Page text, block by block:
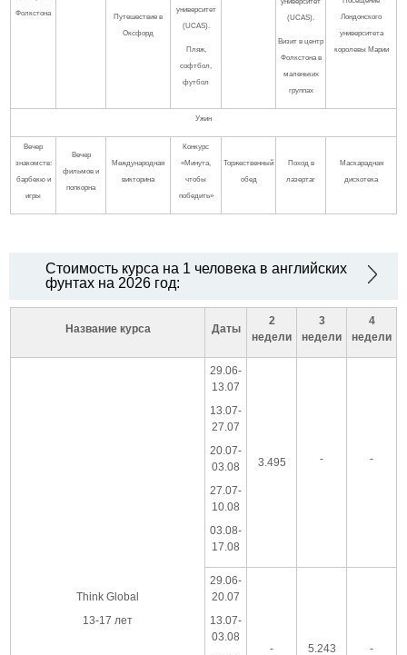
Фолкстона
Путешествие в
Оксфорд
университет
(UCAS).
Пляж,
софтбол,
футбол
(UCAS).
Визит в центр
Фолкстона в
маленьких
группах
Лондонского
университета
королевы Марии
Ужин
Вечер
знакомств:
барбекю и
игры
Вечер
фильмов и
попкорна
Международная
викторина
Конкурс
«Минута,
чтобы
победить»
Торжественный
обед
Поход в
лазертаг
Маскарадная
дискотека
Стоимость курса на 1 человека в английских
фунтах на 2026 год:
Название курса Даты
2
недели
3
недели
4
недели
Think Global
13-17 лет
29.06-
13.07
13.07-
27.07
20.07-
03.08
27.07-
10.08
03.08-
17.08
3.495 - -
29.06-
20.07
13.07-
03.08
- 5.243 -